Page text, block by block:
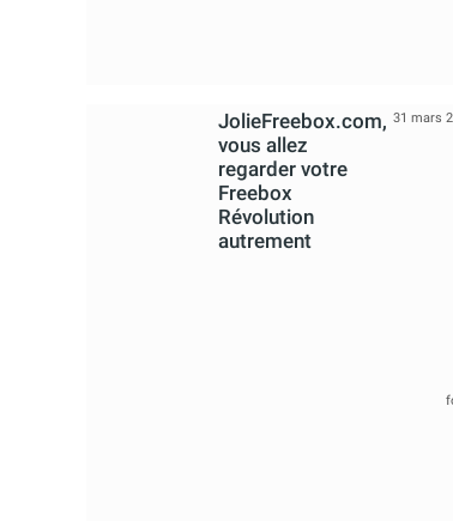
JolieFreebox.com,
vous allez
regarder votre
Freebox
Révolution
autrement
31 mars